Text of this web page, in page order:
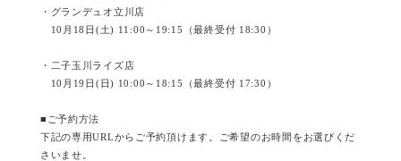
・グランデュオ立川店
10月18日(土) 11:00～19:15（最終受付 18:30）
・二子玉川ライズ店
10月19日(日) 10:00～18:15（最終受付 17:30）
■ご予約方法
下記の専用URLからご予約頂けます。ご希望のお時間をお選びくだ
さいませ。